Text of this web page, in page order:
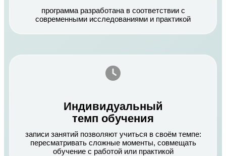
программа разработана в соответствии с
современными исследованиями и практикой
Индивидуальный
темп обучения
записи занятий позволяют учиться в своём темпе:
пересматривать сложные моменты, совмещать
обучение с работой или практикой